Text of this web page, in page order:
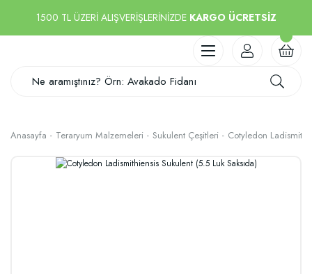
1500 TL ÜZERİ ALIŞVERİŞLERİNİZDE KARGO ÜCRETSİZ
Anasayfa Teraryum Malzemeleri Sukulent Çeşitleri Cotyledon